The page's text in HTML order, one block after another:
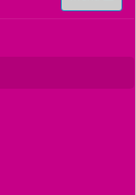
navigation